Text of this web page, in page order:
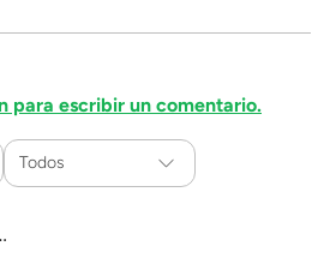
para escribir un comentario.
Todos